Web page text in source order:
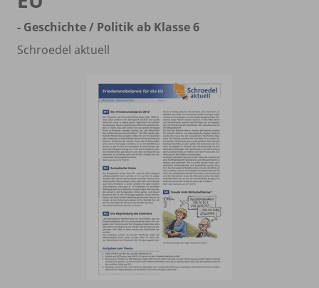
- Geschichte / Politik ab Klasse 6
Schroedel aktuell